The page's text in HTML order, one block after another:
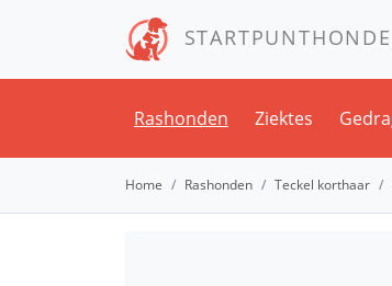
Rashonden Ziektes
Home Rashonden Teckel korthaar